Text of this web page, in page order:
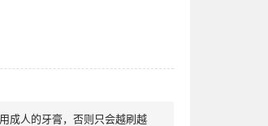
成人的牙膏，否则只会越刷越